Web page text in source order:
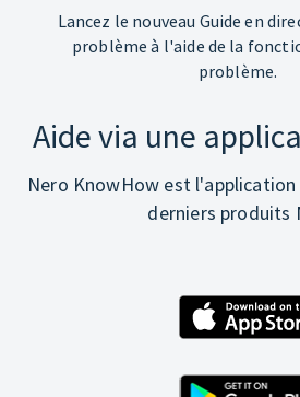
Lancez le nouveau Guide en
problème à l'aide de la
problème.
Aide via une
Nero KnowHow est
derniers produits